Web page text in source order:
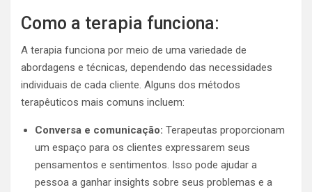
Como a terapia funciona:
A terapia funciona por meio de uma variedade de
abordagens e técnicas, dependendo das necessidades
individuais de cada cliente. Alguns dos métodos
terapêuticos mais comuns incluem:
Conversa e comunicação: Terapeutas proporcionam
um espaço para os clientes expressarem seus
pensamentos e sentimentos. Isso pode ajudar a
pessoa a ganhar insights sobre seus problemas e a